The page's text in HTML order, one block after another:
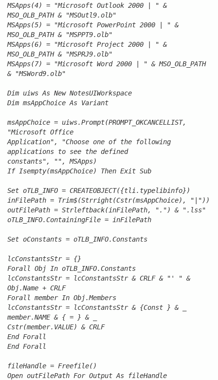
MSApps(4) = "Microsoft Outlook 2000 | " &
MSO_OLB_PATH & "MSOutl9.olb"
MSApps(5) = "Microsoft PowerPoint 2000 | " &
MSO_OLB_PATH & "MSPPT9.olb"
MSApps(6) = "Microsoft Project 2000 | " &
MSO_OLB_PATH & "MSPRJ9.olb"
MSApps(7) = "Microsoft Word 2000 | " & MSO_OLB_PATH
& "MSWord9.olb"
Dim uiws As New NotesUIWorkspace
Dim msAppChoice As Variant
msAppChoice = uiws.Prompt(PROMPT_OKCANCELLIST,
"Microsoft Office
Application", "Choose one of the following
applications to see the defined
constants", "", MSApps)
If Isempty(msAppChoice) Then Exit Sub
Set oTLB_INFO = CREATEOBJECT({tli.typelibinfo})
inFilePath = Trim$(Strright(Cstr(msAppChoice), "|"))
outFilePath = Strleftback(inFilePath, ".") & ".lss"
oTLB_INFO.ContainingFile = inFilePath
Set oConstants = oTLB_INFO.Constants
lcConstantsStr = {}
Forall Obj In oTLB_INFO.Constants
lcConstantsStr = lcConstantsStr & CRLF & "' " &
Obj.Name + CRLF
Forall member In Obj.Members
lcConstantsStr = lcConstantsStr & {Const } & _
member.NAME & { = } & _
Cstr(member.VALUE) & CRLF
End Forall
End Forall
fileHandle = Freefile()
Open outFilePath For Output As fileHandle